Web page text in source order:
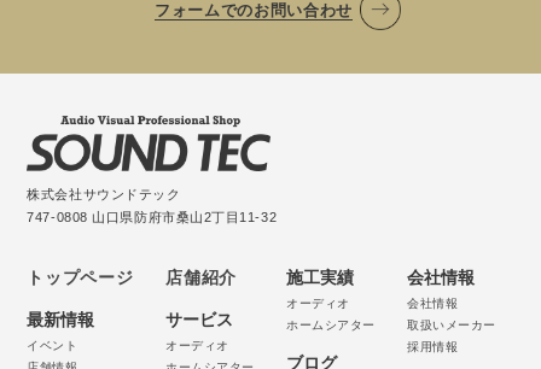
フォームでのお問い合わせ
株式会社サウンドテック
747-0808 山口県防府市桑山2丁目11-32
トップページ
最新情報
イベント
店舗紹介
サービス
オーディオ
施工実績
オーディオ
ホームシアター
ブログ
会社情報
会社情報
取扱いメーカー
採用情報